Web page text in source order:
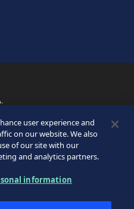
Direitos de Privacidade
user experience and
on our website. We also
of our site with our
and analytics partners.
information